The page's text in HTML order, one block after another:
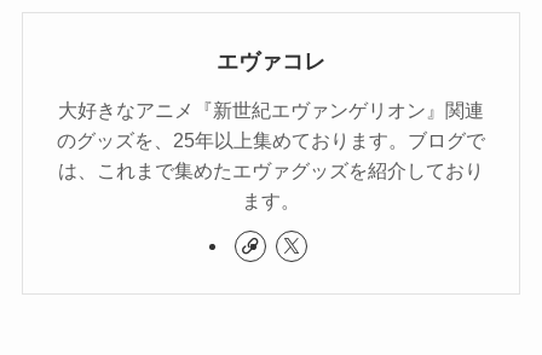
エヴァコレ
大好きなアニメ『新世紀エヴァンゲリオン』関連
のグッズを、25年以上集めております。ブログで
は、これまで集めたエヴァグッズを紹介しており
ます。